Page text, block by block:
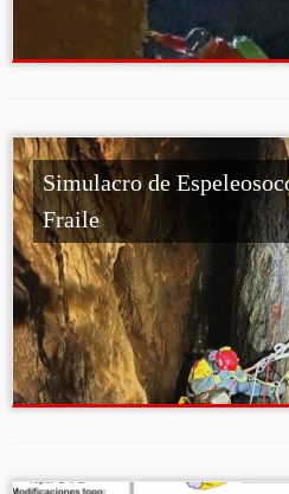
Simulacro de
Fraile